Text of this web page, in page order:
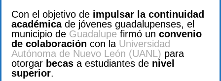
Con el objetivo de impulsar la continuidad
académicade jóvenes guadalupenses, el
municipio de Guadalupe firmó un convenio
de colaboración con la Universidad
Autónoma de Nuevo León (UANL) para
otorgar becas a estudiantes de nivel
superior.